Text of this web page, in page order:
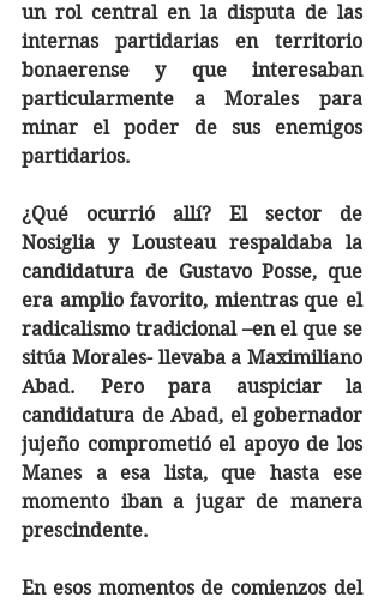
un rol central en la disputa de las
internas partidarias en territorio
bonaerense y que interesaban
particularmente a Morales para
minar el poder de sus enemigos
partidarios.
¿Qué ocurrió allí? El sector de
Nosiglia y Lousteau respaldaba la
candidatura de Gustavo Posse, que
era amplio favorito, mientras que el
radicalismo tradicional –en el que se
sitúa Morales- llevaba a Maximiliano
Abad. Pero para auspiciar la
candidatura de Abad, el gobernador
jujeño comprometió el apoyo de los
Manes a esa lista, que hasta ese
momento iban a jugar de manera
prescindente.
En esos momentos de comienzos del